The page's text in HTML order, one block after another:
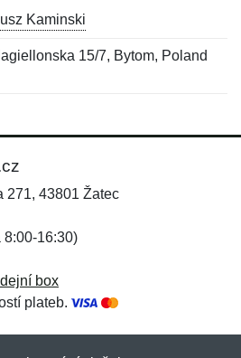
Kaminski
15/7, Bytom, Poland
271, 43801 Žatec
8:00-16:30)
box
plateb.